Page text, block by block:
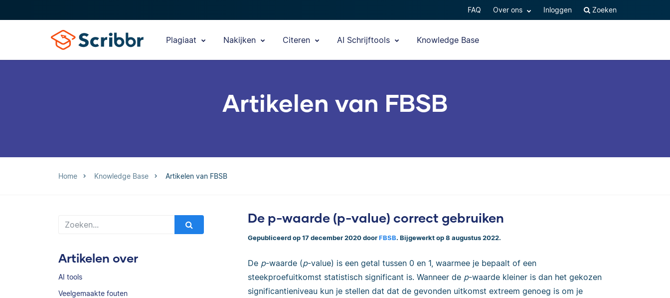
FAQ Over ons Inloggen Zoeken
Plagiaat Nakijken Citeren AI Schrijftools Knowledge Base
Artikelen van FBSB
Home Knowledge Base Artikelen van FBSB
Artikelen over
AI tools
Veelgemaakte fouten
De p-waarde (p-value) correct gebruiken
Gepubliceerd op 17 december 2020 door FBSB. Bijgewerkt op 8 augustus 2022.
De p-waarde (p-value) is een getal tussen 0 en 1, waarmee je bepaalt of een
steekproefuitkomst statistisch significant is. Wanneer de p-waarde kleiner is dan het gekozen
significantieniveau kun je stellen dat dat de gevonden uitkomst extreem genoeg is om je